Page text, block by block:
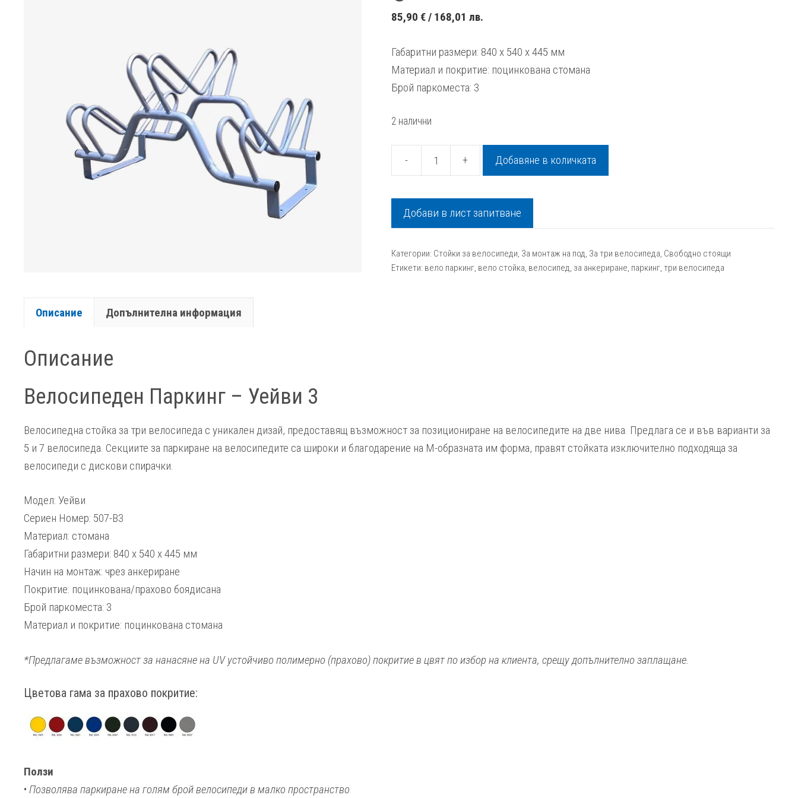
85,90€/ 168,01 лв.
Габаритни размери: 840 х 540 х 445 мм
Материал и покритие: поцинкована стомана
Брой паркоместа: 3
2 налични
-
количество
стойка
3
+ Добавяне в количката
Добави в лист запитване
Категории: Стойки за велосипеди, За монтаж на под, За три велосипеда, Свободно стоящи
Етикети: вело паркинг, вело стойка, велосипед, за анкериране, паркинг,три велосипеда
Описание Допълнителна информация
Описание
Велосипеден Паркинг – Уейви 3
Велосипедна стойка за три велосипеда с уникален дизай, предоставящ възможност за позициониране на велосипедите на две нива. Предлага се и във варианти за
5 и 7 велосипеда. Секциите за паркиране на велосипедите са широки и благодарение на М-образната им форма, правят стойката изключително подходяща за
велосипеди с дискови спирачки.
Модел: Уейви
Сериен Номер: 507-В3
Материал: стомана
Габаритни размери: 840 х 540 х 445 мм
Начин на монтаж: чрез анкериране
Покритие: поцинкована/прахово боядисана
Брой паркоместа: 3
Материал и покритие: поцинкована стомана
*Предлагаме възможност за нанасяне на UV устойчиво полимерно (прахово) покритие в цвят по избор на клиента, срещу допълнително заплащане.
Цветова гама за прахово покритие:
Ползи
• Позволява паркиране на голям брой велосипеди в малко пространство